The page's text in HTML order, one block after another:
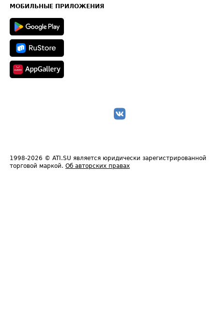
Техническая информация
МОБИЛЬНЫЕ ПРИЛОЖЕНИЯ
1998-2026 © ATI.SU является юридически зарегистрированной
торговой маркой. Об авторских правах